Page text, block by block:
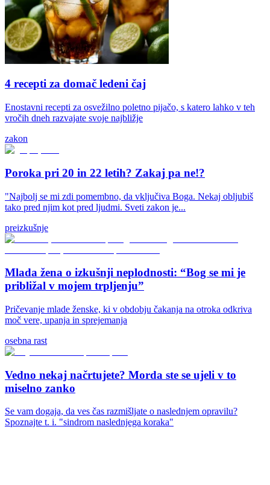
4 recepti za domač ledeni čaj
Enostavni recepti za osvežilno poletno pijačo, s katero lahko v teh
vročih dneh razvajate svoje najbližje
zakon
Poroka pri 20 in 22 letih? Zakaj pa ne!?
"Najbolj se mi zdi pomembno, da vključiva Boga. Nekaj obljubiš
tako pred njim kot pred ljudmi. Sveti zakon je...
preizkušnje
Mlada žena o izkušnji neplodnosti: “Bog se mi je
približal v mojem trpljenju”
Pričevanje mlade ženske, ki v obdobju čakanja na otroka odkriva
moč vere, upanja in sprejemanja
osebna rast
Vedno nekaj načrtujete? Morda ste se ujeli v to
miselno zanko
Se vam dogaja, da ves čas razmišljate o naslednjem opravilu?
Spoznajte t. i. "sindrom naslednjega koraka"